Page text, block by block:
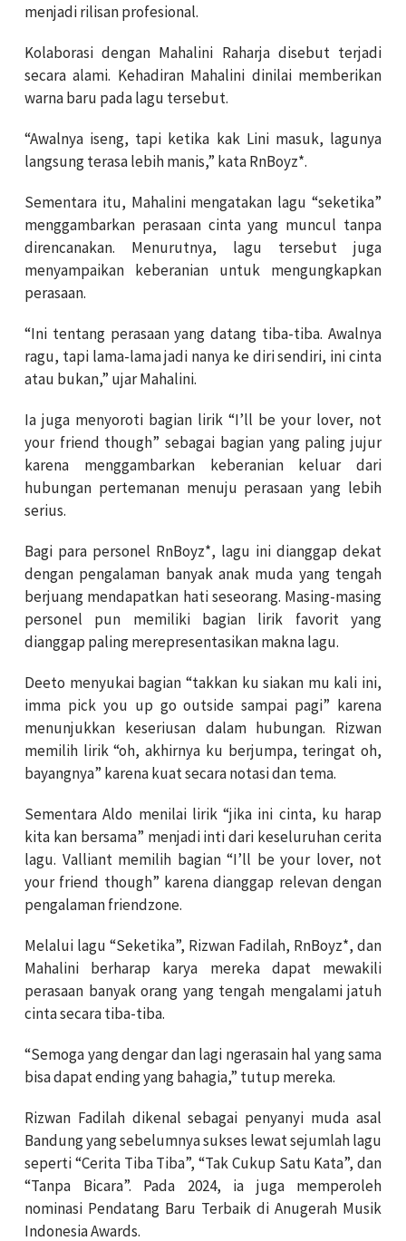
menjadi rilisan profesional.
Kolaborasi dengan Mahalini Raharja disebut terjadi
secara alami. Kehadiran Mahalini dinilai memberikan
warna baru pada lagu tersebut.
“Awalnya iseng, tapi ketika kak Lini masuk, lagunya
langsung terasa lebih manis,” kata RnBoyz*.
Sementara itu, Mahalini mengatakan lagu “seketika”
menggambarkan perasaan cinta yang muncul tanpa
direncanakan. Menurutnya, lagu tersebut juga
menyampaikan keberanian untuk mengungkapkan
perasaan.
“Ini tentang perasaan yang datang tiba-tiba. Awalnya
ragu, tapi lama-lama jadi nanya ke diri sendiri, ini cinta
atau bukan,” ujar Mahalini.
Ia juga menyoroti bagian lirik “I’ll be your lover, not
your friend though” sebagai bagian yang paling jujur
karena menggambarkan keberanian keluar dari
hubungan pertemanan menuju perasaan yang lebih
serius.
Bagi para personel RnBoyz*, lagu ini dianggap dekat
dengan pengalaman banyak anak muda yang tengah
berjuang mendapatkan hati seseorang. Masing-masing
personel pun memiliki bagian lirik favorit yang
dianggap paling merepresentasikan makna lagu.
Deeto menyukai bagian “takkan ku siakan mu kali ini,
imma pick you up go outside sampai pagi” karena
menunjukkan keseriusan dalam hubungan. Rizwan
memilih lirik “oh, akhirnya ku berjumpa, teringat oh,
bayangnya” karena kuat secara notasi dan tema.
Sementara Aldo menilai lirik “jika ini cinta, ku harap
kita kan bersama” menjadi inti dari keseluruhan cerita
lagu. Valliant memilih bagian “I’ll be your lover, not
your friend though” karena dianggap relevan dengan
pengalaman friendzone.
Melalui lagu “Seketika”, Rizwan Fadilah, RnBoyz*, dan
Mahalini berharap karya mereka dapat mewakili
perasaan banyak orang yang tengah mengalami jatuh
cinta secara tiba-tiba.
“Semoga yang dengar dan lagi ngerasain hal yang sama
bisa dapat ending yang bahagia,” tutup mereka.
Rizwan Fadilah dikenal sebagai penyanyi muda asal
Bandung yang sebelumnya sukses lewat sejumlah lagu
seperti “Cerita Tiba Tiba”, “Tak Cukup Satu Kata”, dan
“Tanpa Bicara”. Pada 2024, ia juga memperoleh
nominasi Pendatang Baru Terbaik di Anugerah Musik
Indonesia Awards.